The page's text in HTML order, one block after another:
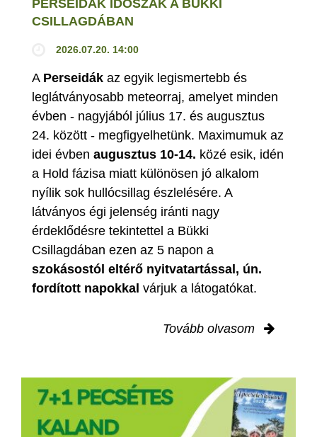
PERSEIDÁK IDŐSZAK A BÜKKI
CSILLAGDÁBAN
2026.07.20. 14:00
A Perseidák az egyik legismertebb és
leglátványosabb meteorraj, amelyet minden
évben - nagyjából július 17. és augusztus
24. között - megfigyelhetünk. Maximumuk az
idei évben augusztus 10-14. közé esik, idén
a Hold fázisa miatt különösen jó alkalom
nyílik sok hullócsillag észlelésére. A
látványos égi jelenség iránti nagy
érdeklődésre tekintettel a Bükki
Csillagdában ezen az 5 napon a
szokásostól eltérő nyitvatartással, ún.
fordított napokkal várjuk a látogatókat.
Tovább olvasom